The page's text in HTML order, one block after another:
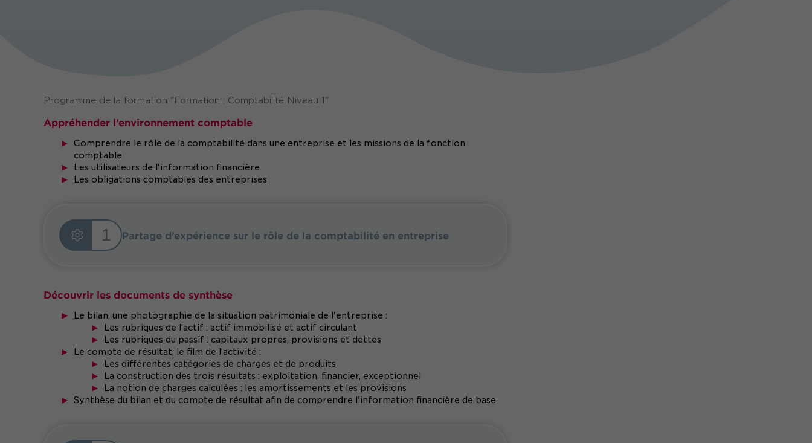
Programme de la formation "Formation : Comptabilité Niveau 1"
Appréhender l’environnement comptable
Comprendre le rôle de la comptabilité dans une entreprise et les missions de la fonction
comptable
Les utilisateurs de l'information financière
Les obligations comptables des entreprises
1 Partage d’expérience sur le rôle de la comptabilité en entreprise
Découvrir les documents de synthèse
Le bilan, une photographie de la situation patrimoniale de l'entreprise :
Les rubriques de l’actif : actif immobilisé et actif circulant
Les rubriques du passif : capitaux propres, provisions et dettes
Le compte de résultat, le film de l’activité :
Les différentes catégories de charges et de produits
La construction des trois résultats : exploitation, financier, exceptionnel
La notion de charges calculées : les amortissements et les provisions
Synthèse du bilan et du compte de résultat afin de comprendre l'information financière de base